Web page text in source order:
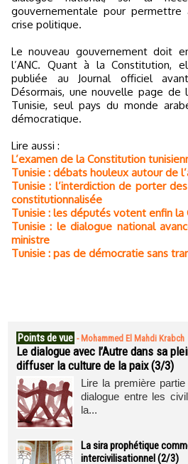
gouvernementale pour
crise politique.
Le nouveau gouvernement doit
l’ANC. Quant à la Constitution,
publiée au Journal officiel
Désormais, une nouvelle page de
Tunisie, seul pays du monde
démocratique.
Lire aussi :
L’examen de la Constitution
Tunisie : débats houleux autour de
Tunisie : l’interdiction de porter
constitutionnalisée
Tunisie : les députés votent enfin la
Tunisie : le dialogue national
ministre
Tunisie : pas de démocratie sans
Points de vue - Mohammed El Mahdi Krabch
Le dialogue avec l’Autre dans sa
diffuser la culture de la paix (3/3)
Lire la première
dialogue entre les
la...
La sira prophétique
intercivilisationnel (2/3)